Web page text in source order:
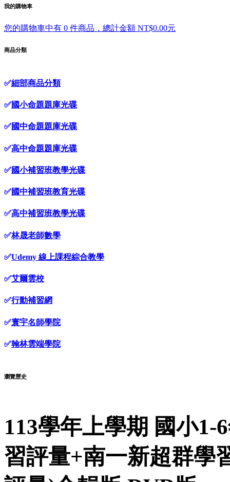
我的購物車
您的購物車中有 0 件商品，總計金額 NT$0.00元
商品分類
✅細部商品分類
✅國小命題題庫光碟
✅國中命題題庫光碟
✅高中命題題庫光碟
✅國小補習班教學光碟
✅國中補習班教育光碟
✅高中補習班教學光碟
✅林晟老師數學
✅Udemy 線上課程綜合教學
✅艾爾雲校
✅行動補習網
✅寰宇名師學院
✅翰林雲端學院
瀏覽歷史
113學年上學期 國小1-
習評量+南一新超群學